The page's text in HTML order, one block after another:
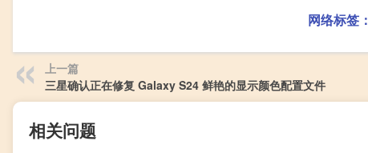
网络标签：
上一篇
三星确认正在修复 Galaxy S24 鲜艳的显示颜色配置文件
相关问题